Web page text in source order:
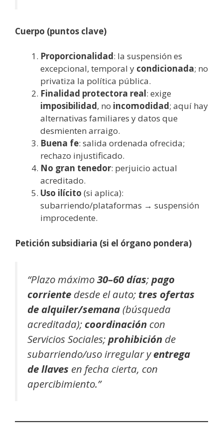
Cuerpo (puntos clave)
Proporcionalidad: la suspensión es
excepcional, temporal y condicionada; no
privatiza la política pública.
Finalidad protectora real: exige
imposibilidad, no incomodidad; aquí hay
alternativas familiares y datos que
desmienten arraigo.
Buena fe: salida ordenada ofrecida;
rechazo injustificado.
No gran tenedor: perjuicio actual
acreditado.
Uso ilícito (si aplica):
subarriendo/plataformas → suspensión
improcedente.
Petición subsidiaria (si el órgano pondera)
“Plazo máximo30–60 días;pago
corriente desde el auto; tres ofertas
de alquiler/semana(búsqueda
acreditada); coordinación con
Servicios Sociales;prohibición de
subarriendo/uso irregular yentrega
de llaves en fecha cierta, con
apercibimiento.”